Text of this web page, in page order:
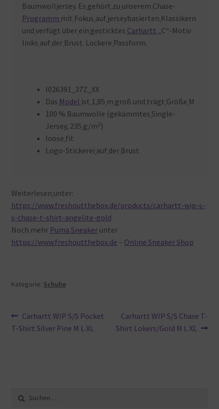
Baumwolljersey. Es gehört zu unserem Chase-
Programm mit Fokus auf jerseybasierten Klassikern
und verfügt über ein gesticktes Carhartt „C“-Motiv
links auf der Brust. Lockere Passform.
I026391_37Z_XX
Das Model ist 1,85 m groß und trägt Größe M
100 % Baumwolle (gekämmtes Single-
Jersey, 235 g/m²)
loose fit
Logo-Stickerei auf der Brust
Weiterlesen unter:
https://www.freshoutthebox.de/products/carhartt-wip-s-
s-chase-t-shirt-angelite-gold
Noch mehr Puma Sneakerunter
https://www.freshoutthebox.de – Online Sneaker Shop
Kategorie: Schuhe
Beitragsnavigation
Vorheriger
Beitrag:
Carhartt WIP S/S Pocket
T-Shirt Silver Pine M L XL
Nächster
Beitrag:
Carhartt WIP S/S Chase T-
Shirt Lokers/Gold M L XL
Suche
nach: